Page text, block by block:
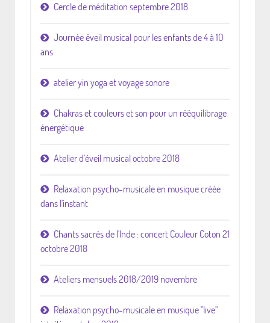
Cercle de méditation septembre 2018
Journée éveil musical pour les enfants de 4 à 10
ans
atelier yin yoga et voyage sonore
Chakras et couleurs et son pour un rééquilibrage
énergétique
Atelier d'éveil musical octobre 2018
Relaxation psycho-musicale en musique créée
dans l'instant
Chants sacrés de l'Inde : concert Couleur Coton 21
octobre 2018
Ateliers mensuels 2018/2019 novembre
Relaxation psycho-musicale en musique "live"